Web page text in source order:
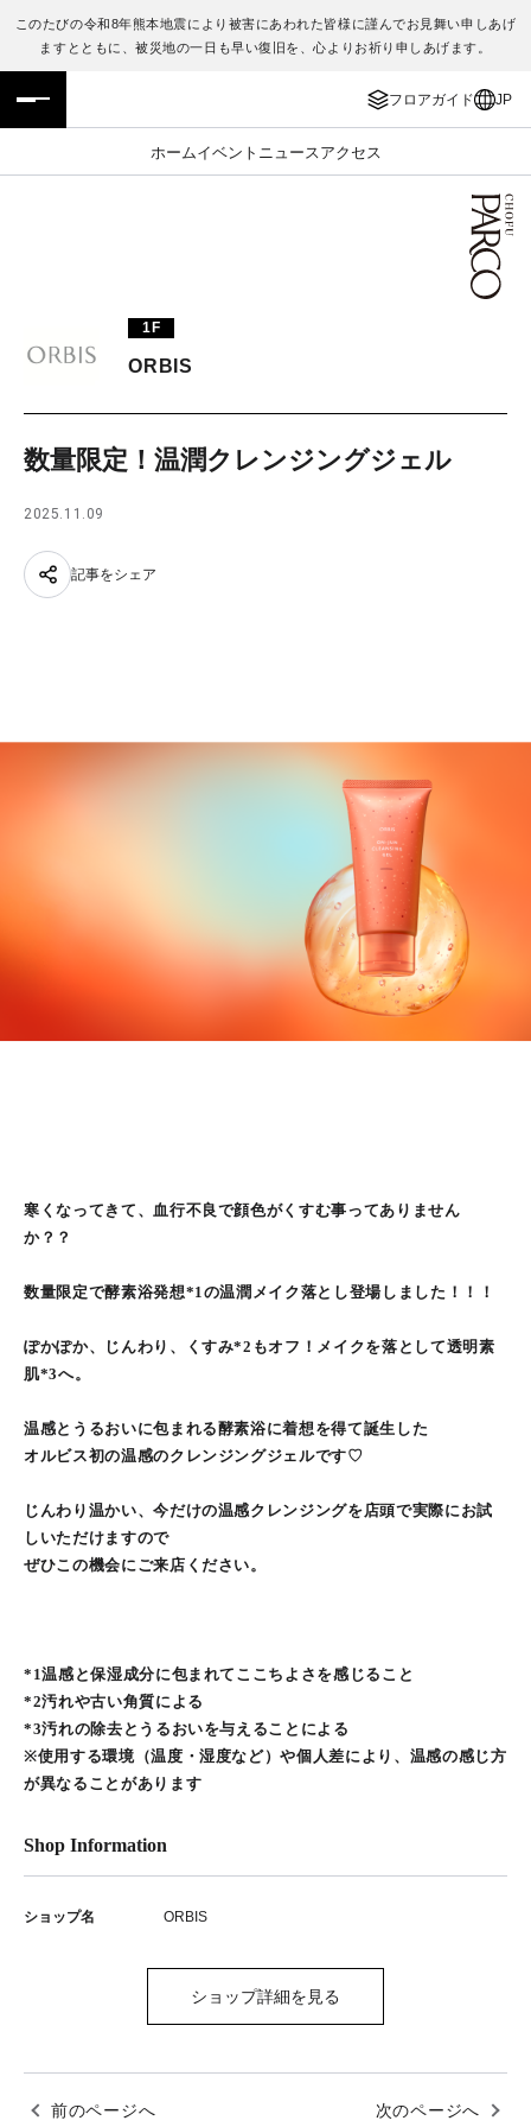
このたびの令和8年熊本地震により被害にあわれた皆様に謹んでお見舞い申しあげ
ますとともに、被災地の一日も早い復旧を、心よりお祈り申しあげます。
フロアガイド JP
ホームイベント ニュース アクセス
フロアガイド
施設案内・アクセス
TAX FREE
ENGLISH
繁体字
日本語
1F
ORBIS
数量限定！温潤クレンジングジェル
2025.11.09
記事をシェア
寒くなってきて、血行不良で顔色がくすむ事ってありません
か？？
数量限定で酵素浴発想*1の温潤メイク落とし登場しました！！！
ぽかぽか、じんわり、くすみ*2もオフ！メイクを落として透明素
肌*3へ。
温感とうるおいに包まれる酵素浴に着想を得て誕生した
オルビス初の温感のクレンジングジェルです♡
じんわり温かい、今だけの温感クレンジングを店頭で実際にお試
しいただけますので
ぜひこの機会にご来店ください。
*1温感と保湿成分に包まれてここちよさを感じること
*2汚れや古い角質による
*3汚れの除去とうるおいを与えることによる
※使用する環境（温度・湿度など）や個人差により、温感の感じ方
が異なることがあります
Shop Information
ショップ名 ORBIS
ショップ詳細を見る
前のページへ 次のページへ